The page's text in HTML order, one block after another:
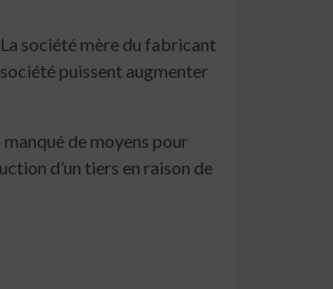
société mère du fabricant
société puissent augmenter
de moyens pour
d’un tiers en raison de